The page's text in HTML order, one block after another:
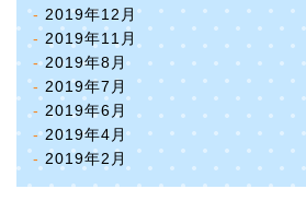
2019年12月
2019年11月
2019年8月
2019年7月
2019年6月
2019年4月
2019年2月